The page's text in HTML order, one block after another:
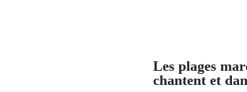
Les plages
chantent et